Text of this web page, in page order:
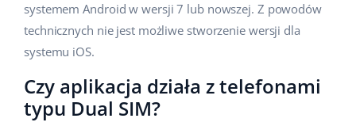
systemem Android w wersji 7 lub nowszej. Z powodów
technicznych nie jest możliwe stworzenie wersji dla
systemu iOS.
Czy aplikacja działa z telefonami
typu Dual SIM?